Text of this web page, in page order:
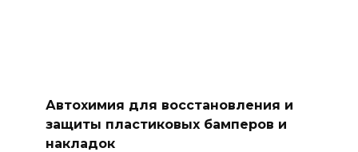
Автохимия для восстановления и
защиты пластиковых бамперов и
накладок